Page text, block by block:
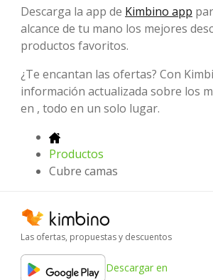
Descarga la app de Kimbino app
alcance de tu mano los mejores
productos favoritos.
¿Te encantan las ofertas? Con
información actualizada sobre los
en , todo en un solo lugar.
Productos
Cubre camas
Las ofertas, propuestas y descuentos
Descargar en